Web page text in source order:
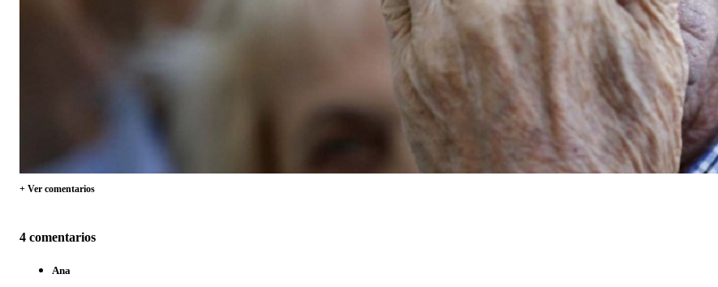
+ Ver comentarios
4 comentarios
Ana